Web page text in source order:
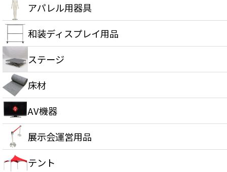
アパレル用器具
和装ディスプレイ用品
ステージ
床材
AV機器
展示会運営用品
テント